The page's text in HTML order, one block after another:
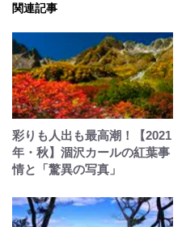
関連記事
彩りも人出も最高潮！【2021
年・秋】涸沢カールの紅葉事
情と「驚異の写真」